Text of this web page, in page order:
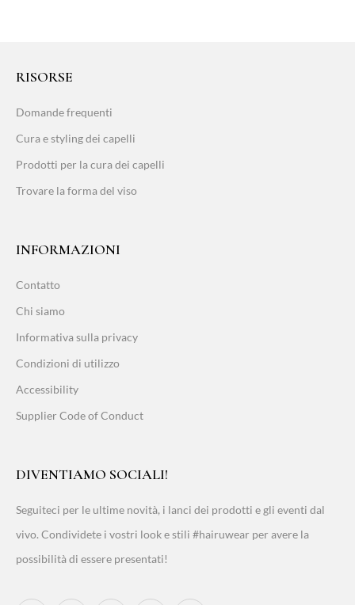
RISORSE
Domande frequenti
Cura e styling dei capelli
Prodotti per la cura dei capelli
Trovare la forma del viso
INFORMAZIONI
Contatto
Chi siamo
Informativa sulla privacy
Condizioni di utilizzo
Accessibility
Supplier Code of Conduct
DIVENTIAMO SOCIALI!
Seguiteci per le ultime novità, i lanci dei prodotti e gli eventi dal
vivo. Condividete i vostri look e stili #hairuwear per avere la
possibilità di essere presentati!